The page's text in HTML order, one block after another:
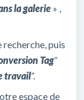
la galerie » ,
recherche, puis
Tag”
travail”.
espace de